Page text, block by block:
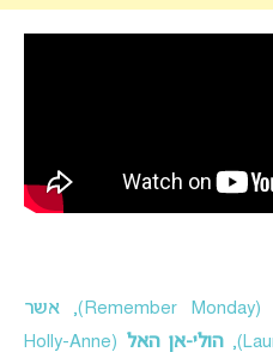
(Remember Monday), אשר
הולי-אן האל
(Holly-Anne